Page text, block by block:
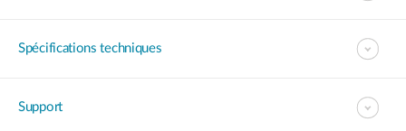
Spécifications techniques
Support